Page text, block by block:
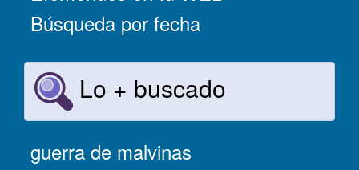
Búsqueda por fecha
Lo + buscado
guerra de malvinas